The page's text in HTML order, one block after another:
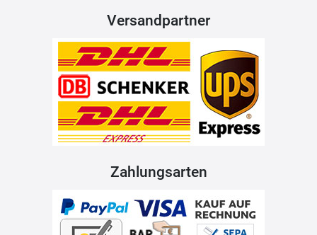
Versandpartner
Zahlungsarten